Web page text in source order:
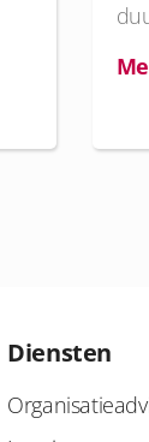
Diensten